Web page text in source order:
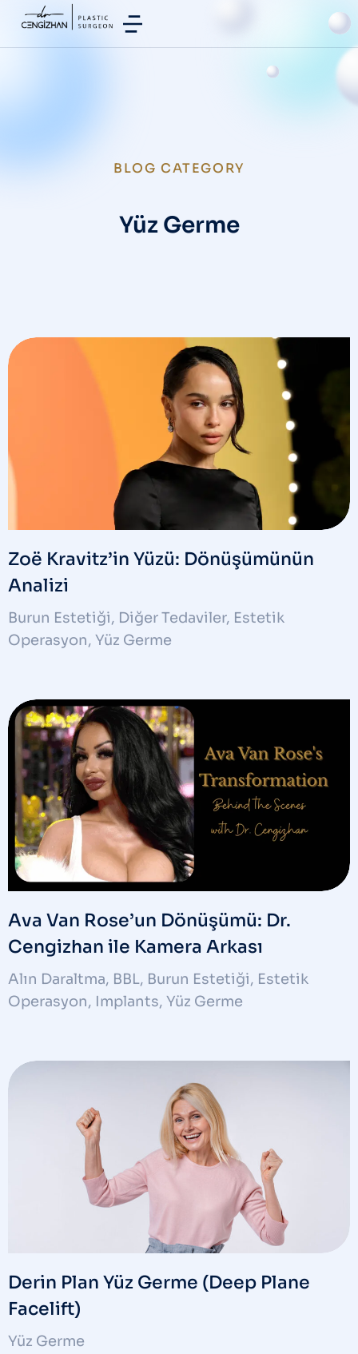
BLOG CATEGORY
Yüz Germe
Zoë Kravitz’in Yüzü: Dönüşümünün
Analizi
Burun Estetiği, Diğer Tedaviler, Estetik
Operasyon, Yüz Germe
Ava Van Rose’un Dönüşümü: Dr.
Cengizhan ile Kamera Arkası
Alın Daraltma, BBL, Burun Estetiği, Estetik
Operasyon, Implants, Yüz Germe
Derin Plan Yüz Germe (Deep Plane
Facelift)
Yüz Germe